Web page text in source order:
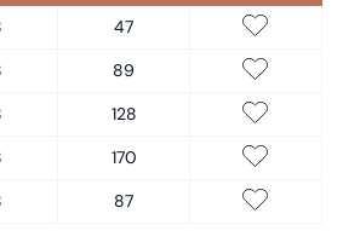
47
89
128
170
87